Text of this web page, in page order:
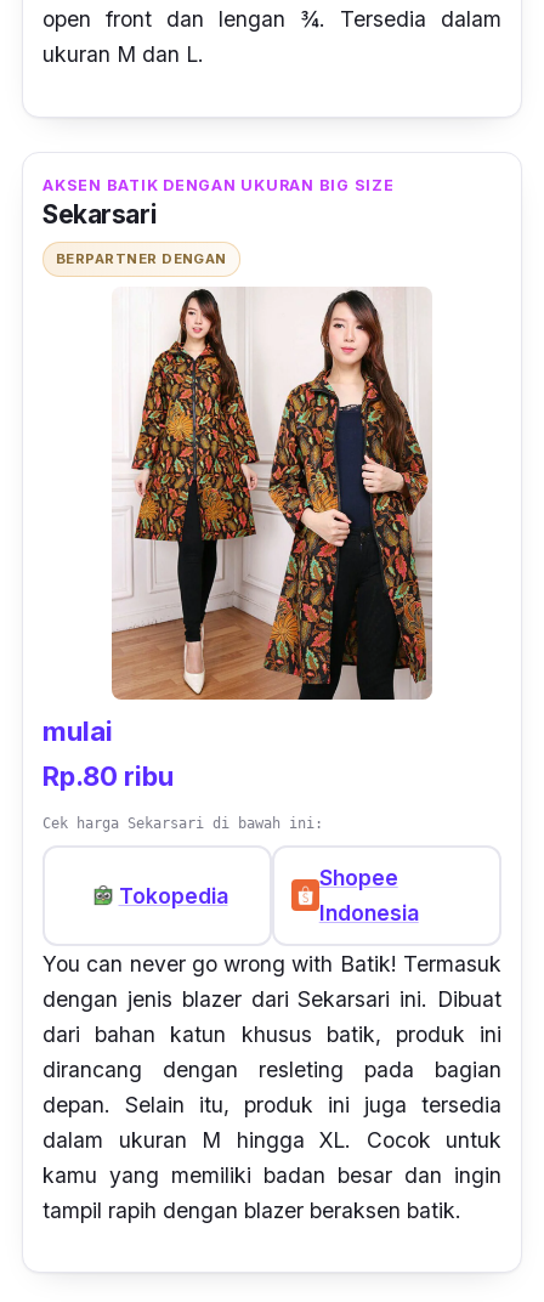
open front dan lengan ¾. Tersedia dalam
ukuran M dan L.
AKSEN BATIK DENGAN UKURAN BIG SIZE
Sekarsari
BERPARTNER DENGAN
mulai
Rp.80 ribu
Cek harga Sekarsari di bawah ini:
Tokopedia
Shopee
Indonesia
You can never go wrong with Batik! Termasuk
dengan jenis blazer dari Sekarsari ini. Dibuat
dari bahan katun khusus batik, produk ini
dirancang dengan resleting pada bagian
depan. Selain itu, produk ini juga tersedia
dalam ukuran M hingga XL. Cocok untuk
kamu yang memiliki badan besar dan ingin
tampil rapih dengan blazer beraksen batik.